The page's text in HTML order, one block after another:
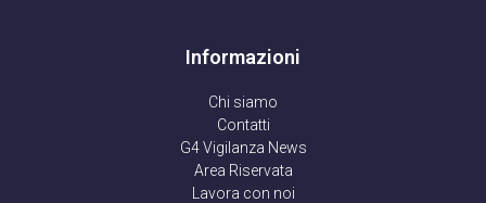
Informazioni
Chi siamo
Contatti
G4 Vigilanza News
Area Riservata
Lavora con noi